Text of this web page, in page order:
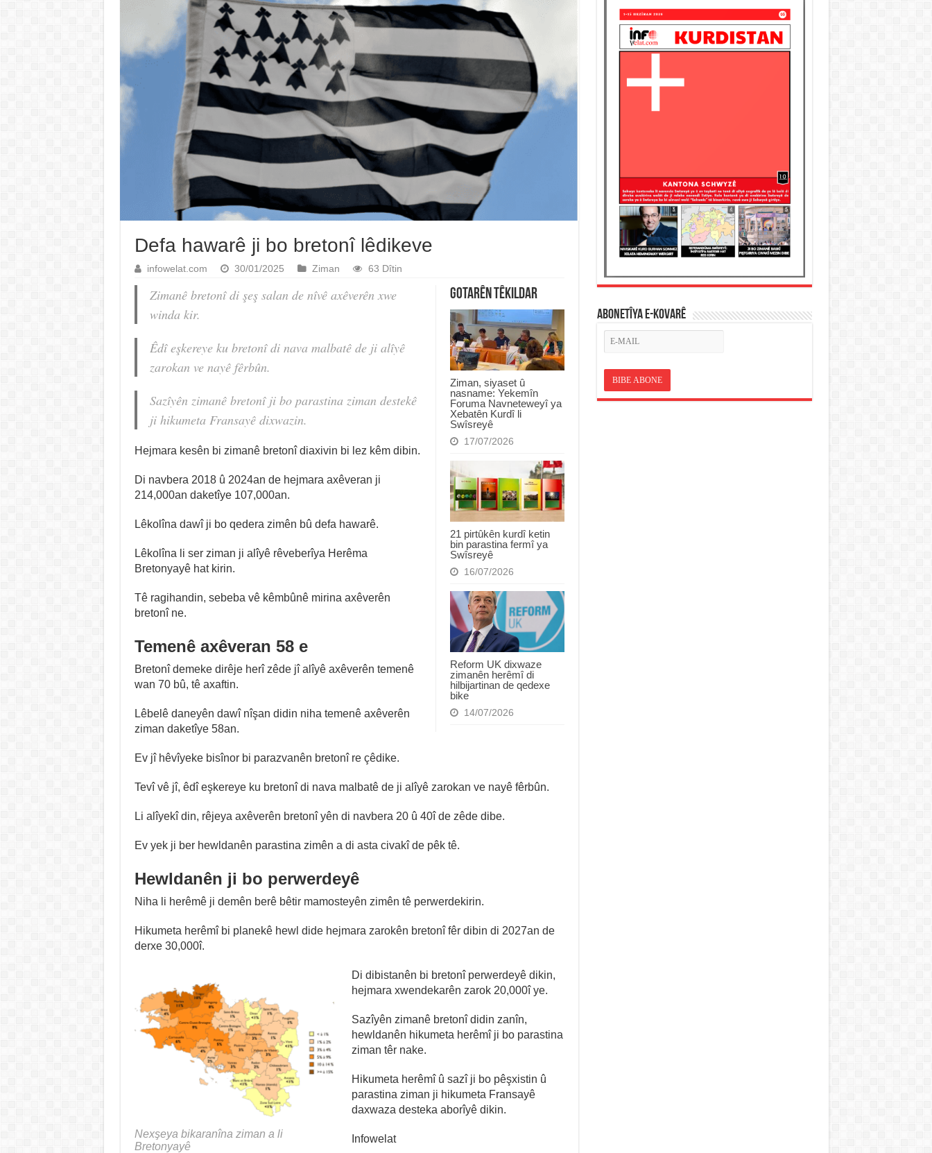
Defa hawarê ji bo bretonî lêdikeve
infowelat.com 30/01/2025 Ziman 63 Dîtin
Gotarên Têkildar
Ziman, siyaset û
nasname: Yekemîn
Foruma Navneteweyî ya
Xebatên Kurdî li
Swîsreyê
17/07/2026
21 pirtûkên kurdî ketin
bin parastina fermî ya
Swîsreyê
16/07/2026
Reform UK dixwaze
zimanên herêmî di
hilbijartinan de qedexe
bike
14/07/2026
Zimanê bretonî di şeş salan de nîvê axêverên xwe
winda kir.
Êdî eşkereye ku bretonî di nava malbatê de ji alîyê
zarokan ve nayê fêrbûn.
Sazîyên zimanê bretonî ji bo parastina ziman destekê
ji hikumeta Fransayê dixwazin.
Hejmara kesên bi zimanê bretonî diaxivin bi lez kêm dibin.
Di navbera 2018 û 2024an de hejmara axêveran ji
214,000an daketîye 107,000an.
Lêkolîna dawî ji bo qedera zimên bû defa hawarê.
Lêkolîna li ser ziman ji alîyê rêveberîya Herêma
Bretonyayê hat kirin.
Tê ragihandin, sebeba vê kêmbûnê mirina axêverên
bretonî ne.
Temenê axêveran 58 e
Bretonî demeke dirêje herî zêde jî alîyê axêverên temenê
wan 70 bû, tê axaftin.
Lêbelê daneyên dawî nîşan didin niha temenê axêverên
ziman daketîye 58an.
Ev jî hêvîyeke bisînor bi parazvanên bretonî re çêdike.
Tevî vê jî, êdî eşkereye ku bretonî di nava malbatê de ji alîyê zarokan ve nayê fêrbûn.
Li alîyekî din, rêjeya axêverên bretonî yên di navbera 20 û 40î de zêde dibe.
Ev yek ji ber hewldanên parastina zimên a di asta civakî de pêk tê.
Hewldanên ji bo perwerdeyê
Niha li herêmê ji demên berê bêtir mamosteyên zimên tê perwerdekirin.
Hikumeta herêmî bi planekê hewl dide hejmara zarokên bretonî fêr dibin di 2027an de
derxe 30,000î.
Nexşeya bikaranîna ziman a li
Bretonyayê
Di dibistanên bi bretonî perwerdeyê dikin,
hejmara xwendekarên zarok 20,000î ye.
Sazîyên zimanê bretonî didin zanîn,
hewldanên hikumeta herêmî ji bo parastina
ziman têr nake.
Hikumeta herêmî û sazî ji bo pêşxistin û
parastina ziman ji hikumeta Fransayê
daxwaza desteka aborîyê dikin.
Infowelat
ABONETÎYA E-KOVARÊ